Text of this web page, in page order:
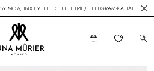
МОДНЫХ ПУТЕШЕСТВЕННИЦ! TELEGRAM-КАНАЛ